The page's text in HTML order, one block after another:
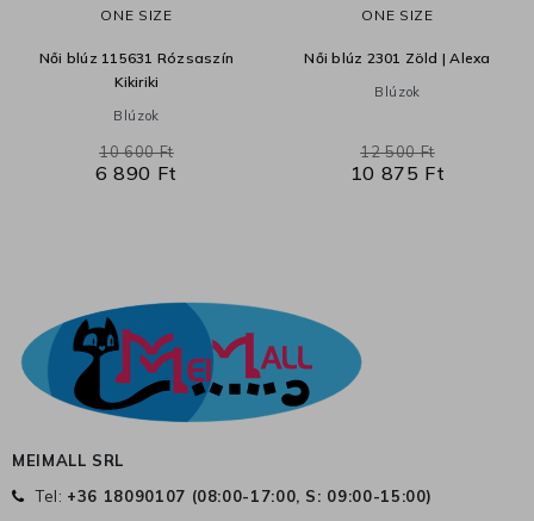
ONE SIZE
Női blúz 115631 Rózsaszín
Kikiriki
Blúzok
6 890 Ft
10 600 Ft
ONE SIZE
Női blúz 2301 Zöld | Alexa
Blúzok
10 875 Ft
12 500 Ft
MEIMALL SRL
Tel: +36 18090107 (08:00-17:00, S: 09:00-15:00)